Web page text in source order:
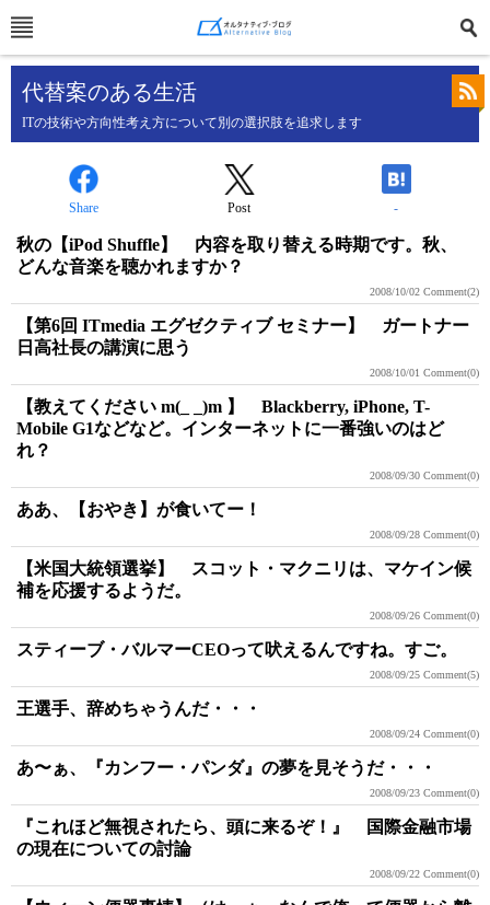
代替案のある生活
ITの技術や方向性考え方について別の選択肢を追求します
Share Post -
秋の【iPod Shuffle】 内容を取り替える時期です。秋、
どんな音楽を聴かれますか？
2008/10/02 Comment(2)
【第6回 ITmedia エグゼクティブ セミナー】 ガートナー
日高社長の講演に思う
2008/10/01 Comment(0)
【教えてください m(_ _)m 】 Blackberry, iPhone, T-
Mobile G1などなど。インターネットに一番強いのはど
れ？
2008/09/30 Comment(0)
ああ、【おやき】が食いてー！
2008/09/28 Comment(0)
【米国大統領選挙】 スコット・マクニリは、マケイン候
補を応援するようだ。
2008/09/26 Comment(0)
スティーブ・バルマーCEOって吠えるんですね。すご。
2008/09/25 Comment(5)
王選手、辞めちゃうんだ・・・
2008/09/24 Comment(0)
あ〜ぁ、『カンフー・パンダ』の夢を見そうだ・・・
2008/09/23 Comment(0)
『これほど無視されたら、頭に来るぞ！』 国際金融市場
の現在についての討論
2008/09/22 Comment(0)